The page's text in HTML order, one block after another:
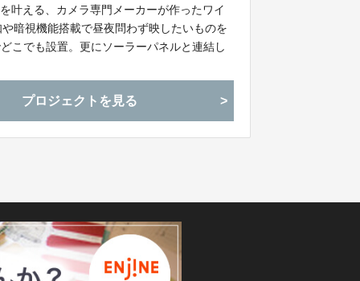
叶える、カメラ専門メーカーが作ったワイ
暗視機能搭載で昼夜問わず映したいものを
こでも設置。更にソーラーパネルと連結し
プロジェクトを見る